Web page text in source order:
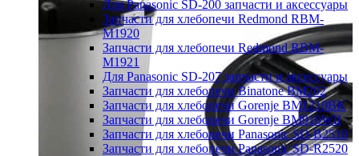
Для Panasonic SD-200 запчасти и аксессуары
Запчасти для хлебопечи Redmond RBM-
M1920
Запчасти для хлебопечи Redmond RBM-
M1921
Для Panasonic SD-207 запчасти и аксессуары
Запчасти для хлебопечи Binatone BM202
Запчасти для хлебопечи Gorenje BM1210BK
Запчасти для хлебопечи Gorenje BM910WII
Запчасти для хлебопечи Panasonic SD-B2510
Запчасти для хлебопечи Panasonic SD-R2520